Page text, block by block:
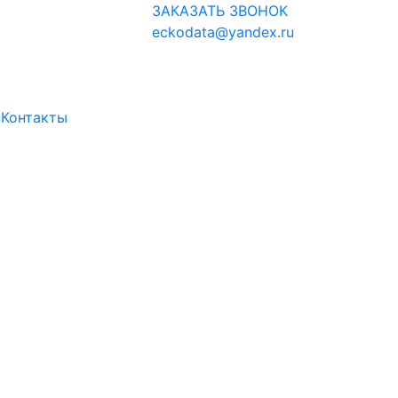
ЗАКАЗАТЬ ЗВОНОК
eckodata@yandex.ru
Контакты